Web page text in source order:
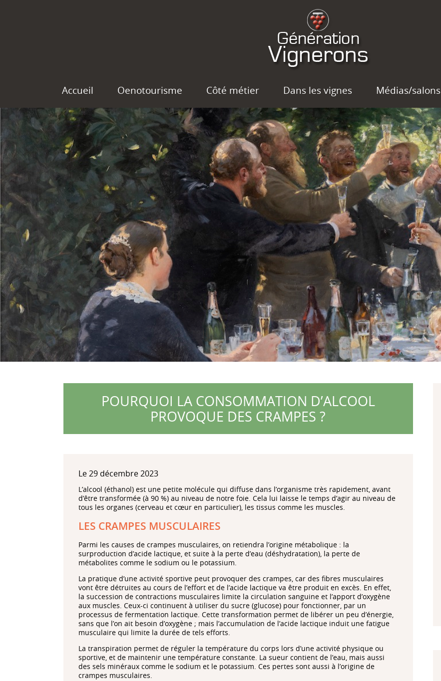
Accueil Oenotourisme Côté métier Dans les vignes Médias/salons
POURQUOI LA CONSOMMATION D’ALCOOL
PROVOQUE DES CRAMPES ?
Le 29 décembre 2023
L’alcool (éthanol) est une petite molécule qui diffuse dans l’organisme très rapidement, avant
d’être transformée (à 90 %) au niveau de notre foie. Cela lui laisse le temps d’agir au niveau de
tous les organes (cerveau et cœur en particulier), les tissus comme les muscles.
LES CRAMPES MUSCULAIRES
Parmi les causes de crampes musculaires, on retiendra l’origine métabolique : la
surproduction d’acide lactique, et suite à la perte d’eau (déshydratation), la perte de
métabolites comme le sodium ou le potassium.
La pratique d’une activité sportive peut provoquer des crampes, car des fibres musculaires
vont être détruites au cours de l’effort et de l’acide lactique va être produit en excès. En effet,
la succession de contractions musculaires limite la circulation sanguine et l’apport d’oxygène
aux muscles. Ceux-ci continuent à utiliser du sucre (glucose) pour fonctionner, par un
processus de fermentation lactique. Cette transformation permet de libérer un peu d’énergie,
sans que l’on ait besoin d’oxygène ; mais l’accumulation de l’acide lactique induit une fatigue
musculaire qui limite la durée de tels efforts.
La transpiration permet de réguler la température du corps lors d’une activité physique ou
sportive, et de maintenir une température constante. La sueur contient de l’eau, mais aussi
des sels minéraux comme le sodium et le potassium. Ces pertes sont aussi à l’origine de
crampes musculaires.